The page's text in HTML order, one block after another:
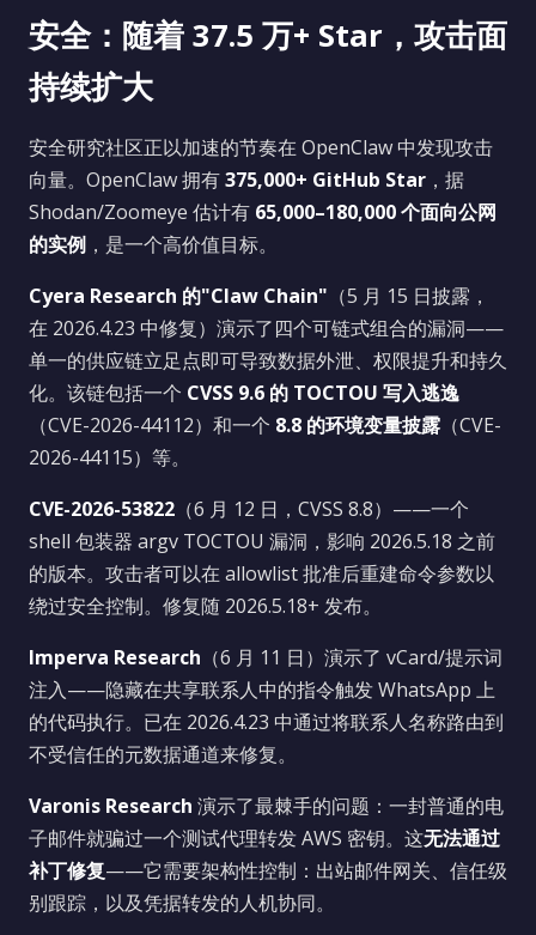
安全：随着 37.5 万+ Star，攻击面
持续扩大
安全研究社区正以加速的节奏在 OpenClaw 中发现攻击
向量。OpenClaw 拥有375,000+ GitHub Star ，据
Shodan/Zoomeye 估计有 65,000–180,000 个面向公网
的实例 ，是一个高价值目标。
Cyera Research 的"Claw Chain" （5 月 15 日披露，
在 2026.4.23 中修复）演示了四个可链式组合的漏洞——
单一的供应链立足点即可导致数据外泄、权限提升和持久
化。该链包括一个 CVSS 9.6 的 TOCTOU 写入逃逸
（CVE-2026-44112）和一个 8.8 的环境变量披露 （CVE-
2026-44115）等。
CVE-2026-53822 （6 月 12 日，CVSS 8.8）——一个
shell 包装器 argv TOCTOU 漏洞，影响 2026.5.18 之前
的版本。攻击者可以在 allowlist 批准后重建命令参数以
绕过安全控制。修复随 2026.5.18+ 发布。
Imperva Research （6 月 11 日）演示了 vCard/提示词
注入——隐藏在共享联系人中的指令触发 WhatsApp 上
的代码执行。已在 2026.4.23 中通过将联系人名称路由到
不受信任的元数据通道来修复。
Varonis Research 演示了最棘手的问题：一封普通的电
子邮件就骗过一个测试代理转发 AWS 密钥。这无法通过
补丁修复——它需要架构性控制：出站邮件网关、信任级
别跟踪，以及凭据转发的人机协同。